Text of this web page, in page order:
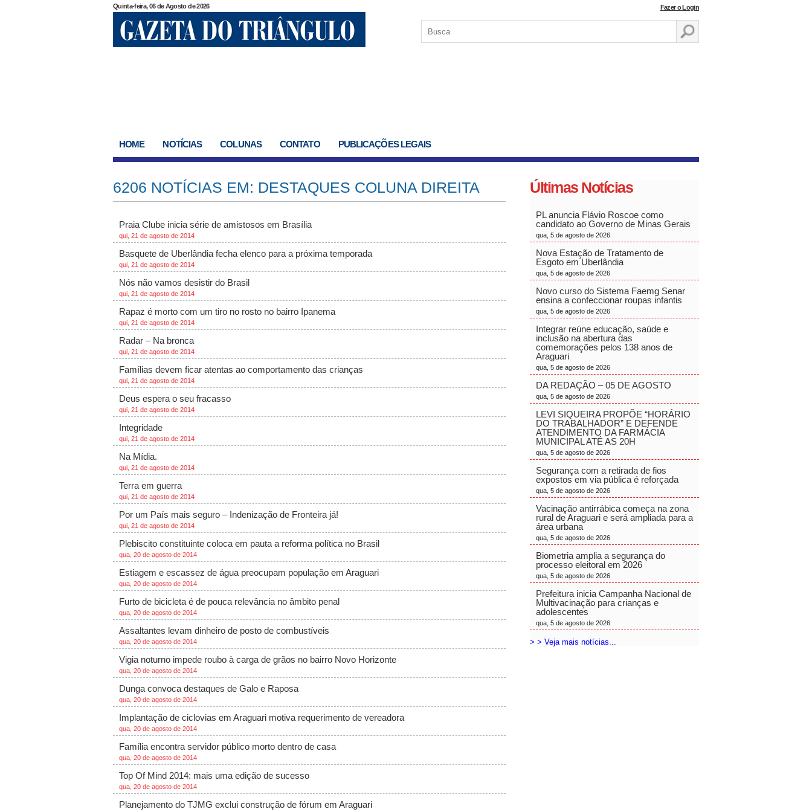
Quinta-feira, 06 de Agosto de 2026 Fazer o Login
HOME NOTÍCIAS COLUNAS CONTATO PUBLICAÇÕES LEGAIS
6206 NOTÍCIAS EM: DESTAQUES COLUNA DIREITA
Praia Clube inicia série de amistosos em Brasília
qui, 21 de agosto de 2014
Basquete de Uberlândia fecha elenco para a próxima temporada
qui, 21 de agosto de 2014
Nós não vamos desistir do Brasil
qui, 21 de agosto de 2014
Rapaz é morto com um tiro no rosto no bairro Ipanema
qui, 21 de agosto de 2014
Radar – Na bronca
qui, 21 de agosto de 2014
Famílias devem ficar atentas ao comportamento das crianças
qui, 21 de agosto de 2014
Deus espera o seu fracasso
qui, 21 de agosto de 2014
Integridade
qui, 21 de agosto de 2014
Na Mídia.
qui, 21 de agosto de 2014
Terra em guerra
qui, 21 de agosto de 2014
Por um País mais seguro – Indenização de Fronteira já!
qui, 21 de agosto de 2014
Plebiscito constituinte coloca em pauta a reforma política no Brasil
qua, 20 de agosto de 2014
Estiagem e escassez de água preocupam população em Araguari
qua, 20 de agosto de 2014
Furto de bicicleta é de pouca relevância no âmbito penal
qua, 20 de agosto de 2014
Assaltantes levam dinheiro de posto de combustíveis
qua, 20 de agosto de 2014
Vigia noturno impede roubo à carga de grãos no bairro Novo Horizonte
qua, 20 de agosto de 2014
Dunga convoca destaques de Galo e Raposa
qua, 20 de agosto de 2014
Implantação de ciclovias em Araguari motiva requerimento de vereadora
qua, 20 de agosto de 2014
Família encontra servidor público morto dentro de casa
qua, 20 de agosto de 2014
Top Of Mind 2014: mais uma edição de sucesso
qua, 20 de agosto de 2014
Planejamento do TJMG exclui construção de fórum em Araguari
Últimas Notícias
PL anuncia Flávio Roscoe como
candidato ao Governo de Minas Gerais
qua, 5 de agosto de 2026
Nova Estação de Tratamento de
Esgoto em Uberlândia
qua, 5 de agosto de 2026
Novo curso do Sistema Faemg Senar
ensina a confeccionar roupas infantis
qua, 5 de agosto de 2026
Integrar reúne educação, saúde e
inclusão na abertura das
comemorações pelos 138 anos de
Araguari
qua, 5 de agosto de 2026
DA REDAÇÃO – 05 DE AGOSTO
qua, 5 de agosto de 2026
LEVI SIQUEIRA PROPÕE “HORÁRIO
DO TRABALHADOR” E DEFENDE
ATENDIMENTO DA FARMÁCIA
MUNICIPAL ATÉ AS 20H
qua, 5 de agosto de 2026
Segurança com a retirada de fios
expostos em via pública é reforçada
qua, 5 de agosto de 2026
Vacinação antirrábica começa na zona
rural de Araguari e será ampliada para a
área urbana
qua, 5 de agosto de 2026
Biometria amplia a segurança do
processo eleitoral em 2026
qua, 5 de agosto de 2026
Prefeitura inicia Campanha Nacional de
Multivacinação para crianças e
adolescentes
qua, 5 de agosto de 2026
> > Veja mais notícias...